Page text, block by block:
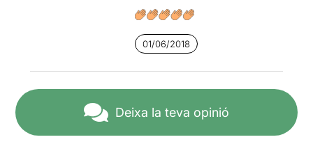
Joan Pascual
magníficament interpretada
perRosa Andreu
seus canvis de registrei la
seva capacitat de
desesperació, ràbia o
01/06/2018
Deixa la teva opinió